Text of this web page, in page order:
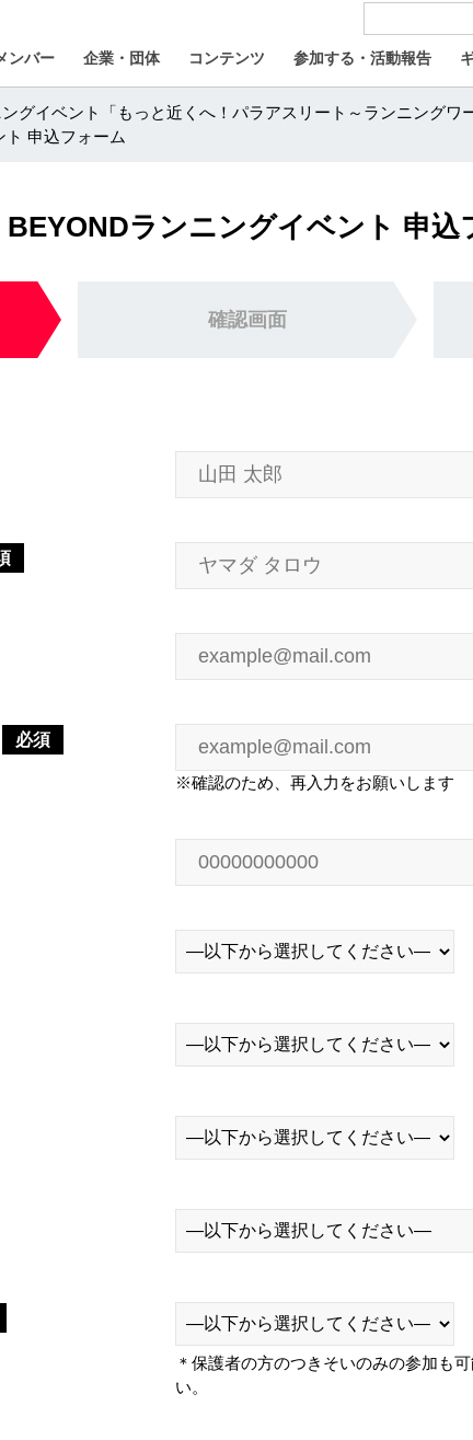
ンバー 企業・団体 コンテンツ 参加する・活動報告
グイベント「もっと近くへ！パラアスリート～ランニングワ
申込フォーム
BEYONDランニングイベント 申込
確認画面
必須
※確認のため、再入力をお願いします
＊保護者の方のつきそいのみの参加も
い。